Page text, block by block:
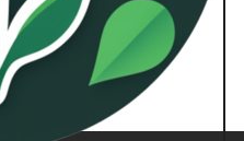
January 21, 2026
Private Limited